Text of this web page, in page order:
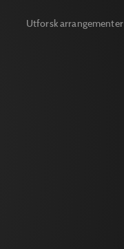
Utforsk arrangementer